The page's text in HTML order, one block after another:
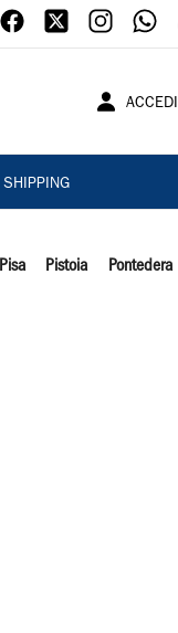
ACCEDI
SHIPPING
Pisa Pistoia Pontedera